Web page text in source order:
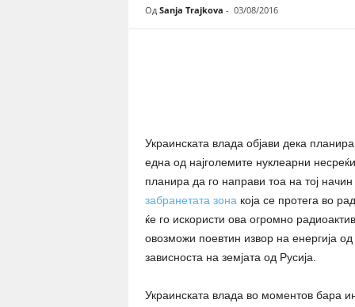
Од Sanja Trajkova - 03/08/2016
Украинската влада објави дека
една од најголемите нуклеарни
планира да го направи тоа на тој
забранетата зона која се протега во
ќе го искористи ова огромно
овозможи поевтин извор на енергија
зависноста на земјата од Русија.
Украинската влада во моментов бара